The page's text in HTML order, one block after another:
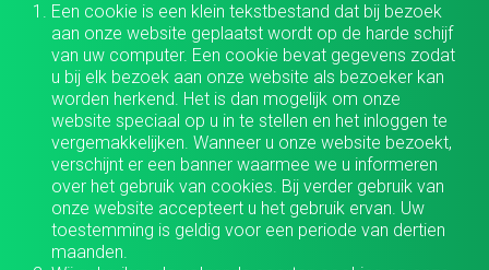
Een cookie is een klein tekstbestand dat bij bezoek
aan onze website geplaatst wordt op de harde schijf
van uw computer. Een cookie bevat gegevens zodat
u bij elk bezoek aan onze website als bezoeker kan
worden herkend. Het is dan mogelijk om onze
website speciaal op u in te stellen en het inloggen te
vergemakkelijken. Wanneer u onze website bezoekt,
verschijnt er een banner waarmee we u informeren
over het gebruik van cookies. Bij verder gebruik van
onze website accepteert u het gebruik ervan. Uw
toestemming is geldig voor een periode van dertien
maanden.